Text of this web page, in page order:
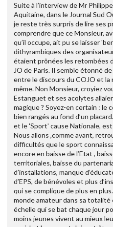
Suite à l’interview de Mr
Aquitaine, dans le Journal Sud
je reste très surpris de lire ses
comprendre que ce Monsieur,
qu’il occupe, ait pu se laisser
dithyrambiques des
étaient prônées les retombées
JO de Paris. Il semble étonné
entre le discours du COJO et la
même. Non Monsieur, croyiez
Estanguet et ses acolytes
magique ? Soyez-en certain :
bien rangés au fond d’un
et le 'Sport' cause Nationale,
Nous allons ,comme avant,
difficultés que le sport
encore en baisse de l’Etat ,
territoriales, baisse du
d’installations, manque
d’EPS, de bénévoles et plus
qui se complique de plus en
monde amateur dans sa
échelle qui se bat chaque jour
moins jeunes vivent au mieux